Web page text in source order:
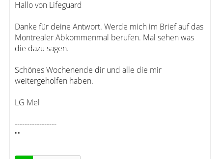
Hallo von Lifeguard
Danke für deine Antwort. Werde mich im Brief auf das
Montrealer Abkommenmal berufen. Mal sehen was
die dazu sagen.
Schönes Wochenende dir und alle die mir
weitergeholfen haben.
LG Mel
-----------------
""